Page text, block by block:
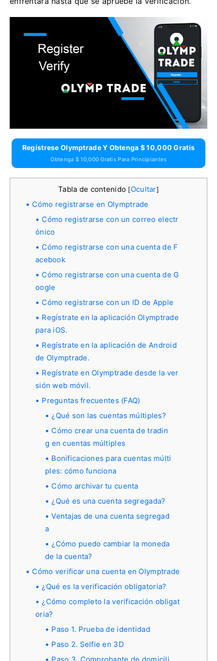
Regístrese Olymptrade Y Obtenga $ 10,000 Gratis
Obtenga $ 10,000 Gratis Para Principiantes
Tabla de contenido [Ocultar]
Cómo registrarse en Olymptrade
Cómo registrarse con un correo electr
ónico
Cómo registrarse con una cuenta de F
acebook
Cómo registrarse con una cuenta de G
oogle
Cómo registrarse con un ID de Apple
Regístrate en la aplicación Olymptrade
para iOS.
Regístrate en la aplicación de Android
de Olymptrade.
Regístrate en Olymptrade desde la ver
sión web móvil.
Preguntas frecuentes (FAQ)
¿Qué son las cuentas múltiples?
Cómo crear una cuenta de tradin
g en cuentas múltiples
Bonificaciones para cuentas múlti
ples: cómo funciona
Cómo archivar tu cuenta
¿Qué es una cuenta segregada?
Ventajas de una cuenta segregad
a
¿Cómo puedo cambiar la moneda
de la cuenta?
Cómo verificar una cuenta en Olymptrade
¿Qué es la verificación obligatoria?
¿Cómo completo la verificación obligat
oria?
Paso 1. Prueba de identidad
Paso 2. Selfie en 3D
Paso 3. Comprobante de domicili